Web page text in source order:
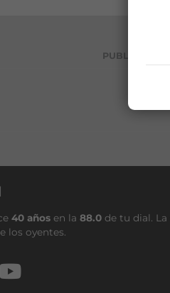
PUBLICIDAD
40 años en la 88.0 de tu dial.
los oyentes.